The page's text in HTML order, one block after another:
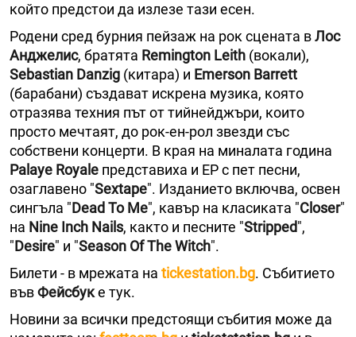
който предстои да излезе тази есен.
Родени сред бурния пейзаж на рок сцената вЛос
Анджелис, братята Remington Leith (вокали),
Sebastian Danzig (китара) и Emerson Barrett
(барабани) създават искрена музика, която
отразява техния път от тийнейджъри, които
просто мечтаят, до рок-ен-рол звезди със
собствени концерти. В края на миналата година
Palaye Royale представиха и EP с пет песни,
озаглавено "Sextape". Изданието включва, освен
сингъла "Dead To Me", кавър на класиката "Closer"
на Nine Inch Nails, както и песните "Stripped",
"Desire" и "Season Of The Witch".
Билети - в мрежата на tickestation.bg. Събитието
въвФейсбуке тук.
Новини за всички предстоящи събития може да